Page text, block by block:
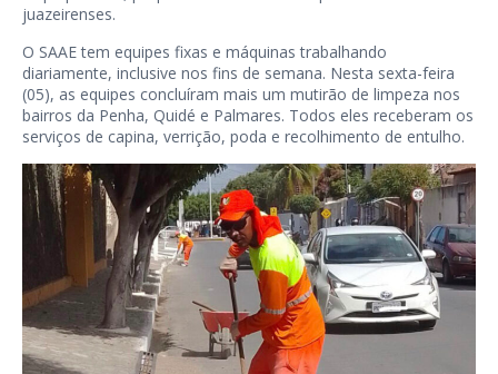
juazeirenses.
O SAAE tem equipes fixas e máquinas trabalhando
diariamente, inclusive nos fins de semana. Nesta sexta-feira
(05), as equipes concluíram mais um mutirão de limpeza nos
bairros da Penha, Quidé e Palmares. Todos eles receberam os
serviços de capina, verrição, poda e recolhimento de entulho.